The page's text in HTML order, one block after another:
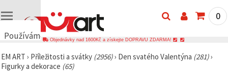
Používáme
🍪
Používáme
0
Objednávky nad 1600Kč a získejte DOPRAVU ZDARMA!
EM ART › Příležitosti a svátky (2956)› Den svatého Valentýna (281)›
Figurky a dekorace (65)